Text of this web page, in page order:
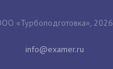
«Турбоподготовка», 2026